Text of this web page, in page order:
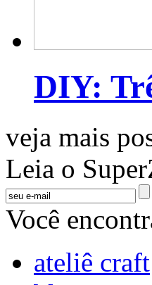
DIY:
veja mais
Leia o
Você
ateliê craft